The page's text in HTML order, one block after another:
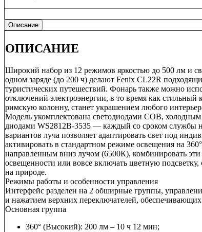
Описание
ОПИСАНИЕ
Широкий набор из 12 режимов яркостью до 500 лм и
одном заряде (до 200 ч) делают Fenix CL22R
туристических путешествий. Фонарь также можно
отключений электроэнергии, в то время как
римскую колонну, станет украшением любого
Модель укомплектована светодиодами COB,
диодами WS2812B-3535 — каждый со сроком службы
вариантов луча позволяет адаптировать свет под
активировать в стандартном режиме освещения на
направленным вниз лучом (6500К), комбинировать
освещенности или вовсе включать цветную
на природе.
Режимы работы и особенности управления
Интерфейс разделен на 2 обширные группы,
и нажатием верхних переключателей,
Основная группа
360° (Высокий): 200 лм – 10 ч 12 мин;